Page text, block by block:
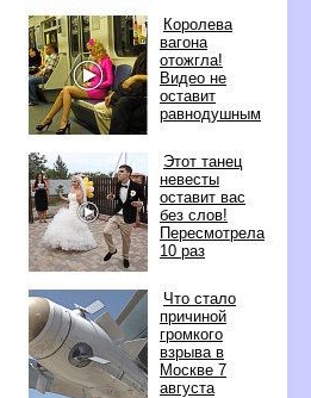
Королева
агона
отожгла!
идео не
оставит
равнодушным
Этот танец
невесты
оставит вас
ез слов!
Пересмотрела
10 раз
Что стало
причиной
ромкого
зрыва
Москве 7
августа